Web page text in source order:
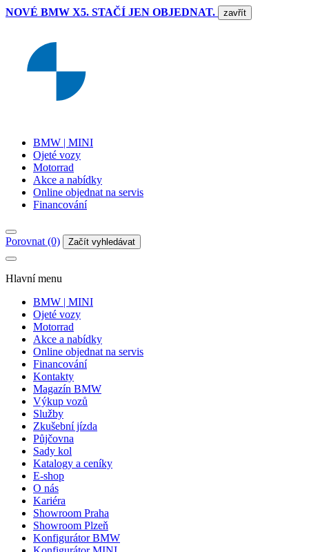
NOVÉ BMW X5. STAČÍ JEN OBJEDNAT. zavřít
BMW | MINI
Ojeté vozy
Motorrad
Akce a nabídky
Online objednat na servis
Financování
Porovnat (0) Začít vyhledávat
Hlavní menu
BMW | MINI
Ojeté vozy
Motorrad
Akce a nabídky
Online objednat na servis
Financování
Kontakty
Magazín BMW
Výkup vozů
Služby
Zkušební jízda
Půjčovna
Sady kol
Katalogy a ceníky
E-shop
O nás
Kariéra
Showroom Praha
Showroom Plzeň
Konfigurátor BMW